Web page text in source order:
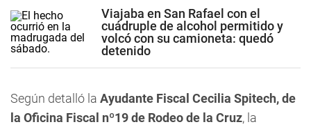
Viajaba en San Rafael con el
cuádruple de alcohol permitido y
volcó con su camioneta: quedó
detenido
Según detalló la Ayudante Fiscal Cecilia Spitech, de
la Oficina Fiscal nº19 de Rodeo de la Cruz, la